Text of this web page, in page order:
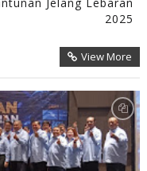
2025
View More